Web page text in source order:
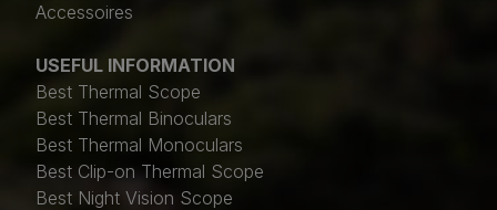
Accessoires
USEFUL INFORMATION
Best Thermal Scope
Best Thermal Binoculars
Best Thermal Monoculars
Best Clip-on Thermal Scope
Best Night Vision Scope